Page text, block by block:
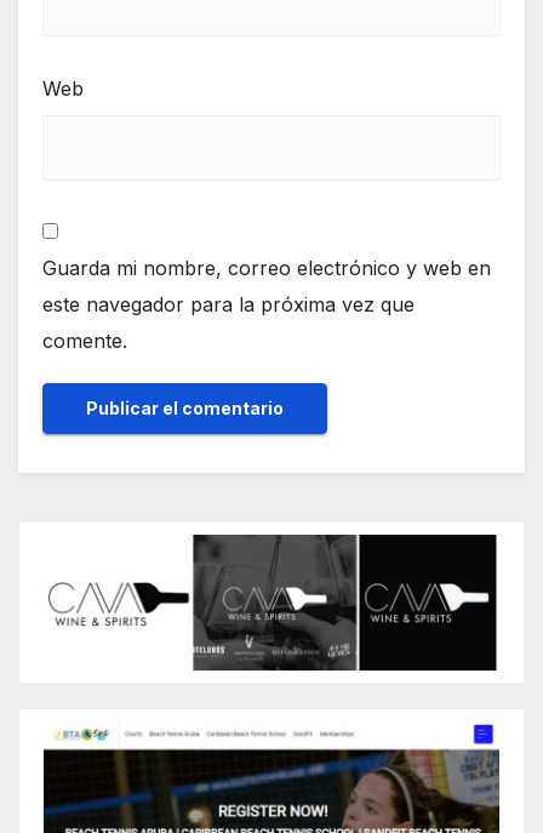
Web
Guarda mi nombre, correo electrónico y web en
este navegador para la próxima vez que
comente.